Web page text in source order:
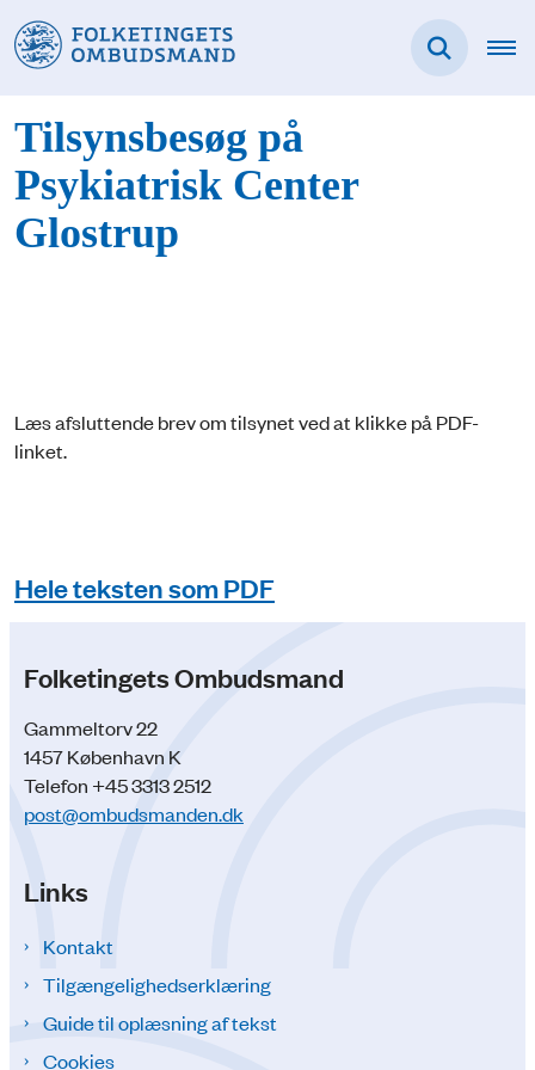
Tilsynsbesøg på
Psykiatrisk Center
Glostrup
Læs afsluttende brev om tilsynet ved at klikke på PDF-
linket.
Hele teksten som PDF
Folketingets Ombudsmand
Gammeltorv 22
1457 København K
Telefon +45 3313 2512
post@ombudsmanden.dk
Links
Kontakt
Tilgængelighedserklæring
Guide til oplæsning af tekst
Cookies